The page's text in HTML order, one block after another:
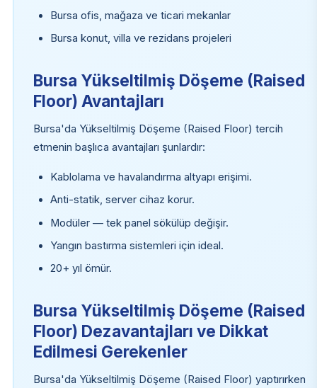
Bursa ofis, mağaza ve ticari mekanlar
Bursa konut, villa ve rezidans projeleri
Bursa Yükseltilmiş Döşeme (Raised
Floor) Avantajları
Bursa'da Yükseltilmiş Döşeme (Raised Floor) tercih
etmenin başlıca avantajları şunlardır:
Kablolama ve havalandırma altyapı erişimi.
Anti-statik, server cihaz korur.
Modüler — tek panel sökülüp değişir.
Yangın bastırma sistemleri için ideal.
20+ yıl ömür.
Bursa Yükseltilmiş Döşeme (Raised
Floor) Dezavantajları ve Dikkat
Edilmesi Gerekenler
Bursa'da Yükseltilmiş Döşeme (Raised Floor) yaptırırken